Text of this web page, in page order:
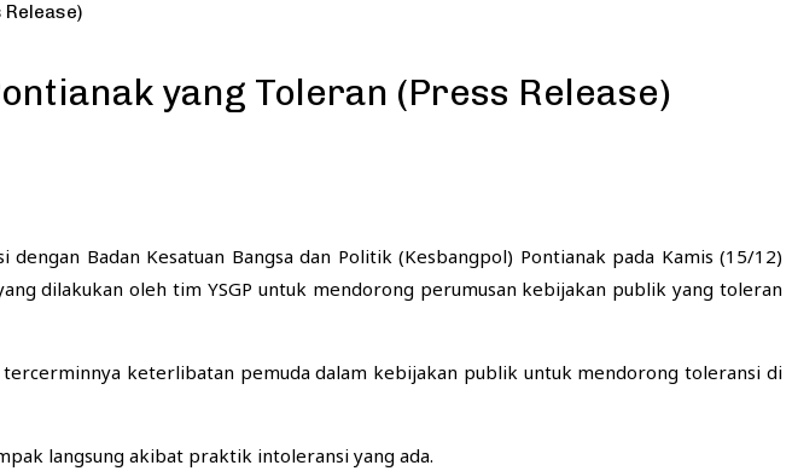
yang Toleran (Press Release)
dengan Badan Kesatuan Bangsa dan Politik (Kesbangpol) Pontianak pada Kamis (15/12)
dilakukan oleh tim YSGP untuk mendorong perumusan kebijakan publik yang toleran
keterlibatan pemuda dalam kebijakan publik untuk mendorong toleransi di
langsung akibat praktik intoleransi yang ada.